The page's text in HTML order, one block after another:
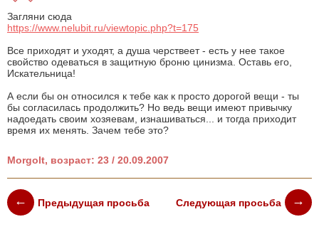
Загляни сюда
https://www.nelubit.ru/viewtopic.php?t=175
Все приходят и уходят, а душа черствеет - есть у нее такое
свойство одеваться в защитную броню цинизма. Оставь его,
Искательница!
А если бы он относился к тебе как к просто дорогой вещи - ты
бы согласилась продолжить? Но ведь вещи имеют привычку
надоедать своим хозяевам, изнашиваться... и тогда приходит
время их менять. Зачем тебе это?
Morgolt, возраст: 23 / 20.09.2007
Предыдущая просьба Следующая просьба